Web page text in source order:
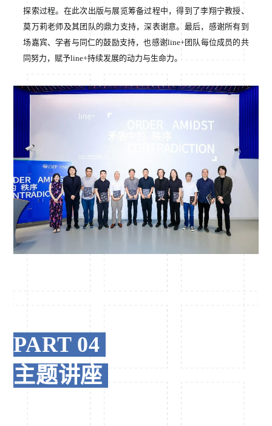
探索过程。在此次出版与展览筹备过程中，得到了李翔宁教授、
莫万莉老师及其团队的鼎力支持，深表谢意。最后，感谢所有到
场嘉宾、学者与同仁的鼓励支持，也感谢line+团队每位成员的共
同努力，赋予line+持续发展的动力与生命力。
PART 04
主题讲座